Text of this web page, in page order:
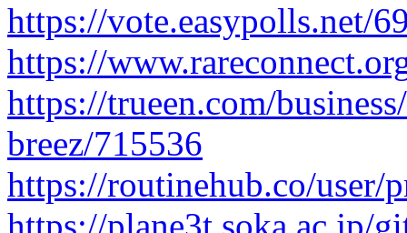
https://vote.easypolls.net/
https://
https://trueen.com/
breez/715536
https://routinehub.co/user/